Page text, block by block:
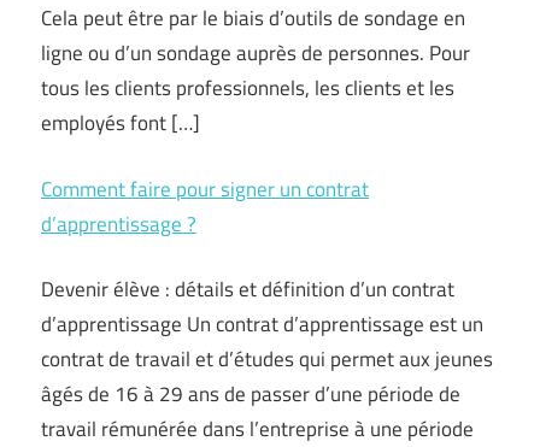
Cela peut être par le biais d’outils de sondage en
ligne ou d’un sondage auprès de personnes. Pour
tous les clients professionnels, les clients et les
employés font […]
Comment faire pour signer un contrat
d’apprentissage ?
Devenir élève : détails et définition d’un contrat
d’apprentissage Un contrat d’apprentissage est un
contrat de travail et d’études qui permet aux jeunes
âgés de 16 à 29 ans de passer d’une période de
travail rémunérée dans l’entreprise à une période